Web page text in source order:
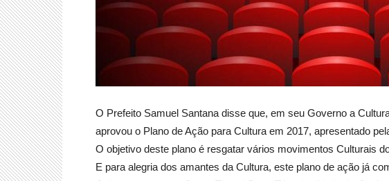
O Prefeito Samuel Santana disse que, em seu Governo a
aprovou o Plano de Ação para Cultura em 2017, apresentado
O objetivo deste plano é resgatar vários movimentos Culturais
E para alegria dos amantes da Cultura, este plano de ação já